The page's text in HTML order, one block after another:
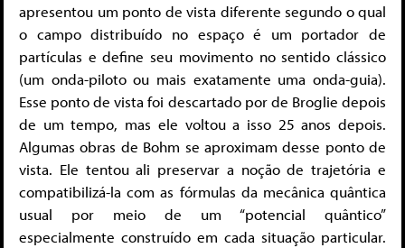
apresentou um ponto de vista diferente segundo o qual
o campo distribuído no espaço é um portador de
partículas e define seu movimento no sentido clássico
(um onda-piloto ou mais exatamente uma onda-guia).
Esse ponto de vista foi descartado por de Broglie depois
de um tempo, mas ele voltou a isso 25 anos depois.
Algumas obras de Bohm se aproximam desse ponto de
vista. Ele tentou ali preservar a noção de trajetória e
compatibilizá-la com as fórmulas da mecânica quântica
usual por meio de um “potencial quântico”
especialmente construído em cada situação particular.